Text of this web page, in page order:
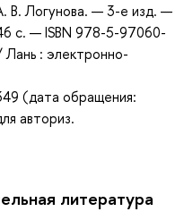
В. Логунова. — 3-е изд. —
с. — ISBN 978-5-97060-
: электронно-
(дата обращения:
авториз.
литература